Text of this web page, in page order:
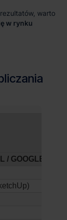
w rynku
/ GOOGLE